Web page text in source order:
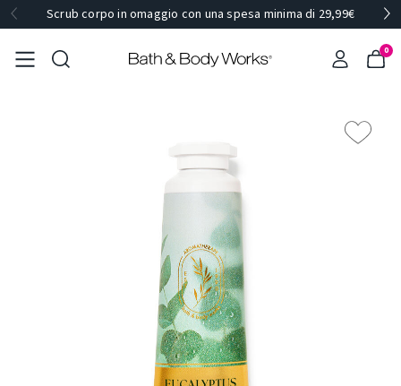
Scrub corpo in omaggio con una spesa minima di 29,99€
0